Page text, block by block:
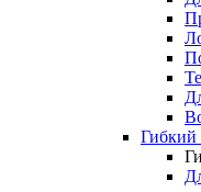
Гибкий